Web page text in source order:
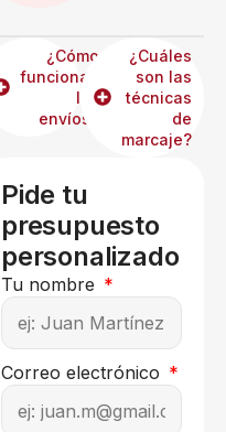
¿Cómo
funcionan
los
envíos?
¿Cuáles
son las
técnicas
de
marcaje?
Pide tu
presupuesto
personalizado
Tu nombre
Correo electrónico